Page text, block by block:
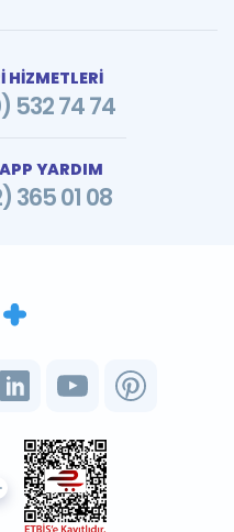
HİZMETLERİ
532 74 74
YARDIM
365 01 08